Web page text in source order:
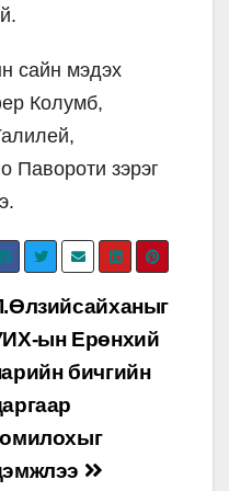
сайн мэдэх
Колумб,
Павороти зэрэг
ын Ерөнхий
бичгийн